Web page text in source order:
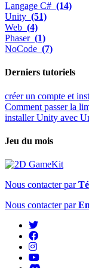
Langage C# (14)
Unity (51)
Web (4)
Phaser (1)
NoCode (7)
Derniers tutoriels
créer un compte et
Comment passer la
installer Unity avec
Jeu du mois
Nous contacter par
Nous contacter par